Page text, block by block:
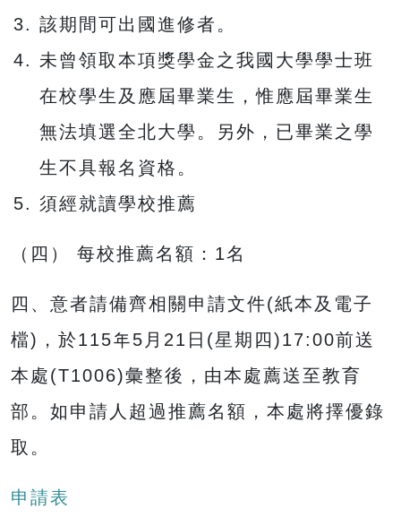
該期間可出國進修者。
未曾領取本項獎學金之我國大學學士班
在校學生及應屆畢業生，惟應屆畢業生
無法填選全北大學。另外，已畢業之學
生不具報名資格。
須經就讀學校推薦
（四） 每校推薦名額：1名
四、意者請備齊相關申請文件(紙本及電子
檔)，於115年5月21日(星期四)17:00前送
本處(T1006)彙整後，由本處薦送至教育
部。如申請人超過推薦名額，本處將擇優錄
取。
申請表